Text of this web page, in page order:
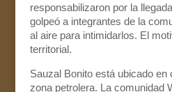
responsabilizaron por la
golpeó a integrantes de la
al aire para intimidarlos. El
territorial.
Sauzal Bonito está ubicado en
zona petrolera. La comunidad